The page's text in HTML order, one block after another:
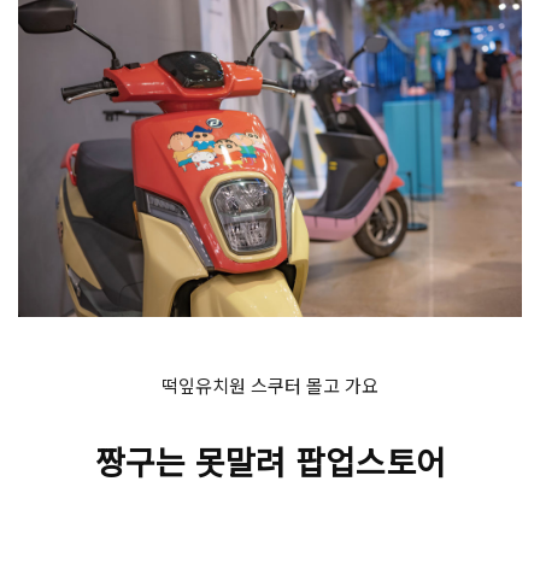
떡잎유치원 스쿠터 몰고 가요
짱구는 못말려 팝업스토어